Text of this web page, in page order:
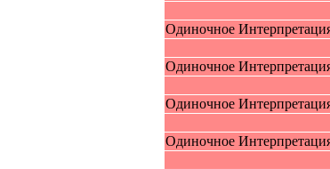
Oдиночное
Oдиночное
Oдиночное
Oдиночное